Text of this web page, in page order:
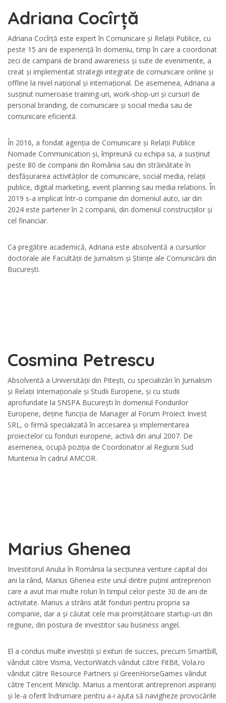
Adriana Cocîrță
Adriana Cocîrță este expert în Comunicare și Relații Publice, cu
peste 15 ani de experiență în domeniu, timp în care a coordonat
zeci de campanii de brand awareness și sute de evenimente, a
creat și implementat strategii integrate de comunicare online și
offline la nivel național și internațional. De asemenea, Adriana a
susținut numeroase training-uri, work-shop-uri și cursuri de
personal branding, de comunicare și social media sau de
comunicare eficientă.
În 2016, a fondat agenția de Comunicare și Relații Publice
Nomade Communication și, împreună cu echipa sa, a susținut
peste 80 de companii din România sau din străinătate în
desfășurarea activităților de comunicare, social media, relații
publice, digital marketing, event planning sau media relations. În
2019 s-a implicat într-o companie din domeniul auto, iar din
2024 este partener în 2 companii, din domeniul construcțiilor și
cel financiar.
Ca pregătire academică, Adriana este absolventă a cursurilor
doctorale ale Facultății de Jurnalism și Științe ale Comunicării din
București.
Cosmina Petrescu
Absolventă a Universității din Pitești, cu specializări în Jurnalism
și Relații Internaționale și Studii Europene, și cu studii
aprofundate la SNSPA București în domeniul Fondurilor
Europene, deține funcția de Manager al Forum Proiect Invest
SRL, o firmă specializată în accesarea și implementarea
proiectelor cu fonduri europene, activă din anul 2007. De
asemenea, ocupă poziția de Coordonator al Regiunii Sud
Muntenia în cadrul AMCOR.
Marius Ghenea
Investitorul Anului în România la secțiunea venture capital doi
ani la rând, Marius Ghenea este unul dintre puținii antreprenori
care a avut mai multe roluri în timpul celor peste 30 de ani de
activitate. Marius a strâns atât fonduri pentru propria sa
companie, dar a și căutat cele mai promițătoare startup-uri din
regiune, din postura de investitor sau business angel.
El a condus multe investiții și exituri de succes, precum Smartbill,
vândut către Visma, VectorWatch vândut către FitBit, Vola.ro
vândut către Resource Partners și GreenHorseGames vândut
către Tencent Miniclip. Marius a mentorat antreprenori aspiranți
și le-a oferit îndrumare pentru a-i ajuta să navigheze provocările